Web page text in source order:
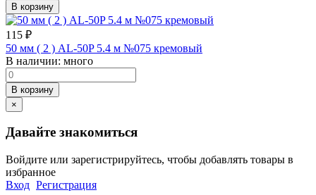
В корзину
115 ₽
50 мм ( 2 ) AL-50P 5.4 м №075 кремовый
В наличии: много
В корзину
×
Давайте знакомиться
Войдите или зарегистрируйтесь, чтобы добавлять товары в
избранное
Вход Регистрация